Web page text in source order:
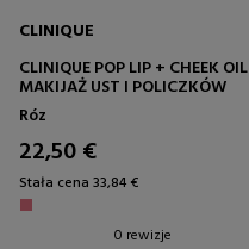
CLINIQUE
CLINIQUE POP LIP + CHEEK OIL
MAKIJAŻ UST I POLICZKÓW
Róz
22,50 €
Stała cena 33,84 €
0 rewizje